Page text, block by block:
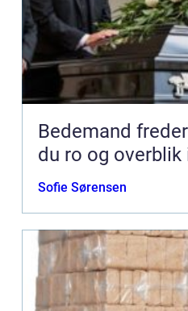
Bedemand fredericia
du ro og
Sofie Sørensen